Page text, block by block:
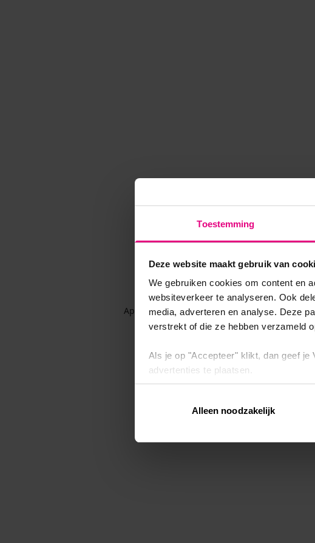
Toestemming
Deze website maakt gebruik van
We gebruiken cookies om content en
websiteverkeer te analyseren. Ook
media, adverteren en analyse. Deze
verstrekt of die ze hebben verzameld
Als je op "Accepteer" klikt, dan geef
advertenties te plaatsen.
Via "Cookie instellingen" kun je ook
intrekken op onscookiebeleid.
Alleen noodzakelijk
Application error: a client-side exception has